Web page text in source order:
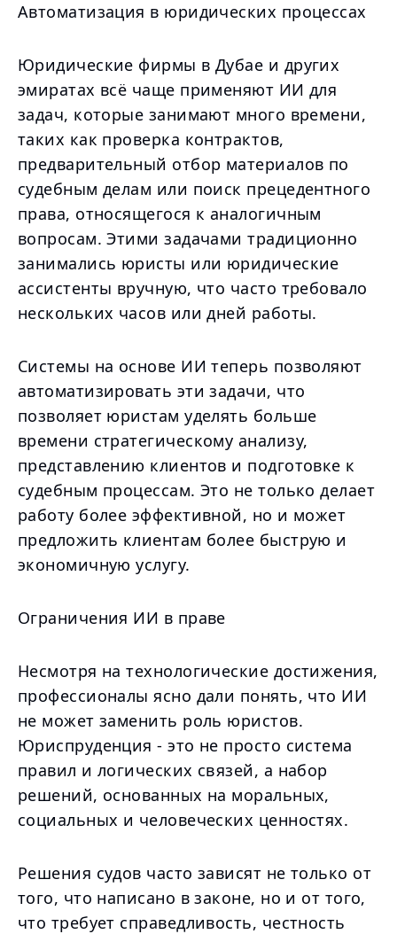
Автоматизация в юридических процессах
Юридические фирмы в Дубае и других
эмиратах всё чаще применяют ИИ для
задач, которые занимают много времени,
таких как проверка контрактов,
предварительный отбор материалов по
судебным делам или поиск прецедентного
права, относящегося к аналогичным
вопросам. Этими задачами традиционно
занимались юристы или юридические
ассистенты вручную, что часто требовало
нескольких часов или дней работы.
Системы на основе ИИ теперь позволяют
автоматизировать эти задачи, что
позволяет юристам уделять больше
времени стратегическому анализу,
представлению клиентов и подготовке к
судебным процессам. Это не только делает
работу более эффективной, но и может
предложить клиентам более быструю и
экономичную услугу.
Ограничения ИИ в праве
Несмотря на технологические достижения,
профессионалы ясно дали понять, что ИИ
не может заменить роль юристов.
Юриспруденция - это не просто система
правил и логических связей, а набор
решений, основанных на моральных,
социальных и человеческих ценностях.
Решения судов часто зависят не только от
того, что написано в законе, но и от того,
что требует справедливость, честность